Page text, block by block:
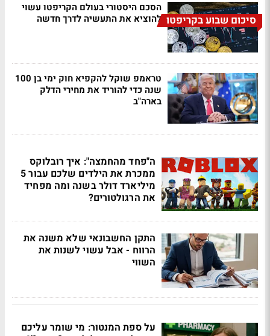
סיכום שבוע בקריפטו
הסכם היסטורי בעולם הקריפטו עשוי
להוציא את התעשיה לדרך חדשה
טראמפ שוקל להקפיא חוק ימי בן 100
שנה כדי להוריד את מחירי הדלק
בארה"ב
ה"פחד מהחמצה": איך רובלוקס
ממכרת את הילדים שלכם עבור 5
מיליארד דולר בשנה ומה מפחיד
את הרגולטורים?
התקן החשבונאי שלא משנה את
הרווח - אבל עשוי לשנות את
השווי
על ספת המנטור: מי שומר עליכם